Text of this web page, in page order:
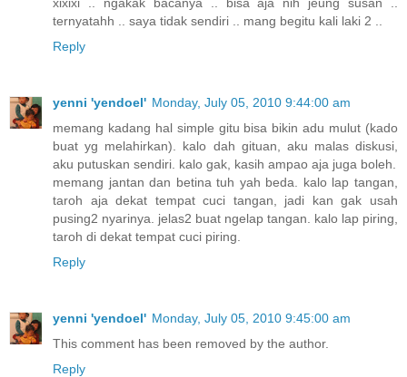
ternyatahh .. saya tidak sendiri .. mang begitu kali laki 2 ..
Reply
yenni 'yendoel' Monday, July 05, 2010 9:44:00 am
memang kadang hal simple gitu bisa bikin adu mulut (kado
buat yg melahirkan). kalo dah gituan, aku malas diskusi,
aku putuskan sendiri. kalo gak, kasih ampao aja juga boleh.
memang jantan dan betina tuh yah beda. kalo lap tangan,
taroh aja dekat tempat cuci tangan, jadi kan gak usah
pusing2 nyarinya. jelas2 buat ngelap tangan. kalo lap piring,
taroh di dekat tempat cuci piring.
Reply
yenni 'yendoel' Monday, July 05, 2010 9:45:00 am
This comment has been removed by the author.
Reply